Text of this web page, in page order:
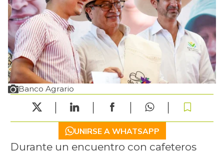
Banco Agrario
UNIRSE A WHATSAPP
Durante un encuentro con cafeteros